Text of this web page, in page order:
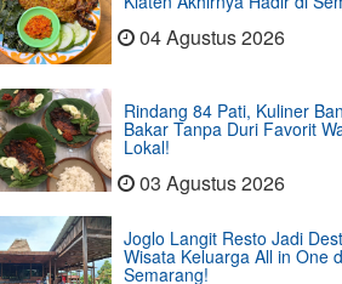
04 Agustus 2026
Rindang 84 Pati, Kuliner
Bakar Tanpa Duri Favorit
Lokal!
03 Agustus 2026
Joglo Langit Resto Jadi
Wisata Keluarga All in One
Semarang!